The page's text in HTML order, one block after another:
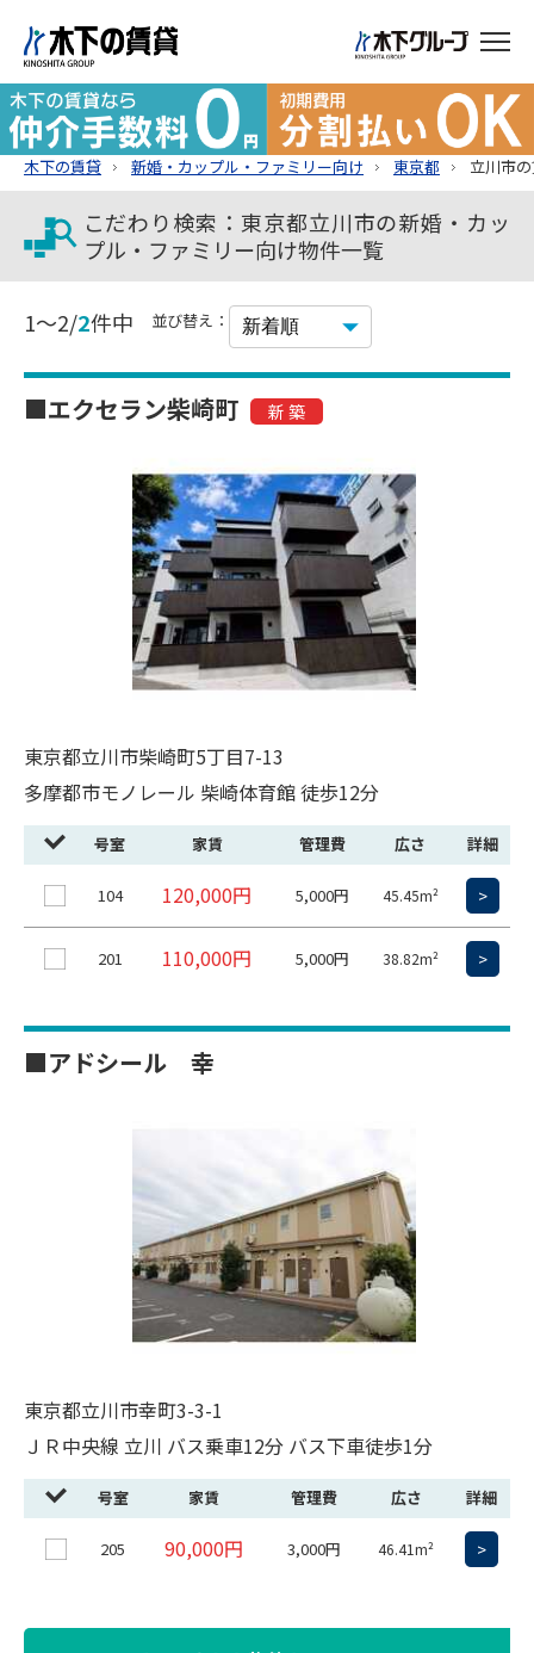
木下の賃貸 新婚・カップル・ファミリー向け 東京都 立川市
こだわり検索：東京都立川市の新婚・カッ
プル・ファミリー向け物件一覧
1～2/2件中 並び替え：
■エクセラン柴崎町 新 築
東京都立川市柴崎町5丁目7-13
多摩都市モノレール 柴崎体育館 徒歩12分
号室 家賃 管理費 広さ 詳細
104 120,000円 5,000円 45.45m² >
201 110,000円 5,000円 38.82m² >
■アドシール 幸
東京都立川市幸町3-3-1
ＪＲ中央線 立川 バス乗車12分 バス下車徒歩1分
号室 家賃 管理費 広さ 詳細
205 90,000円 3,000円 46.41m² >